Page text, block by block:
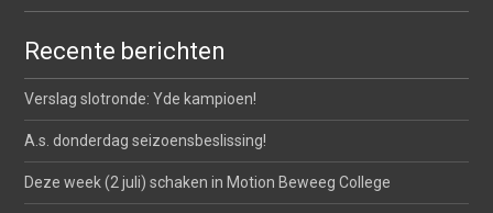
Recente berichten
Verslag slotronde: Yde kampioen!
A.s. donderdag seizoensbeslissing!
Deze week (2 juli) schaken in Motion Beweeg College